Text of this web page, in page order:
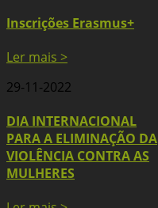
Inscrições Erasmus+
Ler mais >
29-11-2022
DIA INTERNACIONAL
PARA A ELIMINAÇÃO DA
VIOLÊNCIA CONTRA AS
MULHERES